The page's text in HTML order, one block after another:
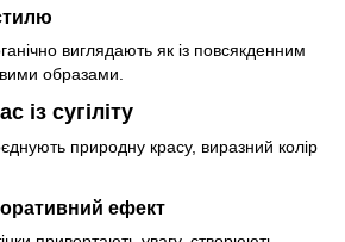
виглядають як із повсякденним
образами.
із сугіліту
природну красу, виразний колір
ефект